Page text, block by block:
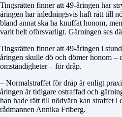
Tingsrätten finner att 49-åringen har
åringen har inledningsvis haft rätt till
bland annat ska ha knuffat honom,
varit helt oförsvarligt. Gärningen ses
Tingsrätten finner att 49-åringen i
åringen skulle dö och dömer honom –
omständigheter – för dråp.
– Normalstraffet för dråp är enligt
åringen är tidigare ostraffad och
han hade rätt till nödvärn kan straffet i
rådmannen Annika Friberg.